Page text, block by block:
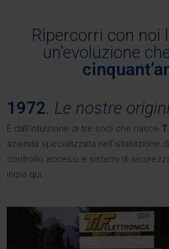
Ripercorri con noi
un’evoluzione
1972. Le nostre
È dall’intuizione di tre soci che nasce
azienda specializzata nell'istallazione
controllo accessi e sistemi di
inizia qui.